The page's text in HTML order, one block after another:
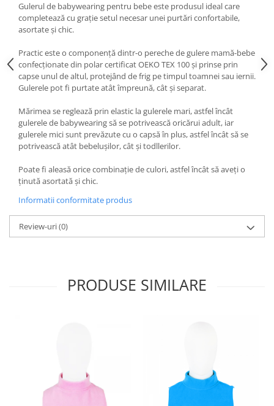
Gulerul de babywearing pentru bebe este produsul ideal care
completează cu grație setul necesar unei purtări confortabile,
asortate și chic.
Practic este o componență dintr-o pereche de gulere mamă-bebe
confecționate din polar certificat OEKO TEX 100 și prinse prin
capse unul de altul, protejând de frig pe timpul toamnei sau iernii.
Gulerele pot fi purtate atât împreună, cât și separat.
Mărimea se reglează prin elastic la gulerele mari, astfel încât
gulerele de babywearing să se potrivească oricărui adult, iar
gulerele mici sunt prevăzute cu o capsă în plus, astfel încât să se
potrivească atât bebelușilor, cât și todllerilor.
Poate fi aleasă orice combinație de culori, astfel încât să aveți o
ținută asortată și chic.
Informatii conformitate produs
Review-uri(0)
PRODUSE SIMILARE